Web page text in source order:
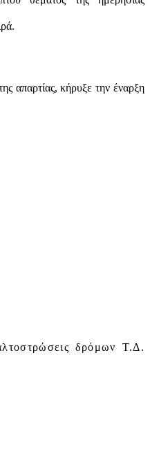
απαρτίας, κήρυξε την έναρξη
δρόμων Τ.Δ.